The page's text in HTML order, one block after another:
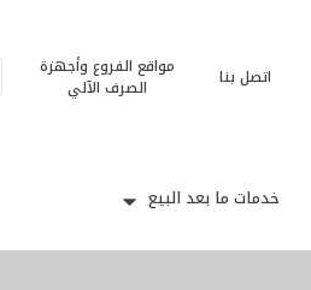
اتصل بنا
مواقع الفروع وأجهزة
الصرف الآلي
خدمات ما بعد البيع